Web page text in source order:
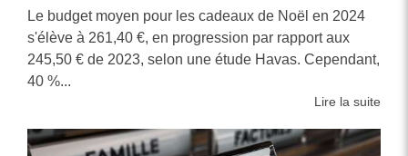
Le budget moyen pour les cadeaux de Noël en 2024
s'élève à 261,40 €, en progression par rapport aux
245,50 € de 2023, selon une étude Havas. Cependant,
40 %...
Lire la suite